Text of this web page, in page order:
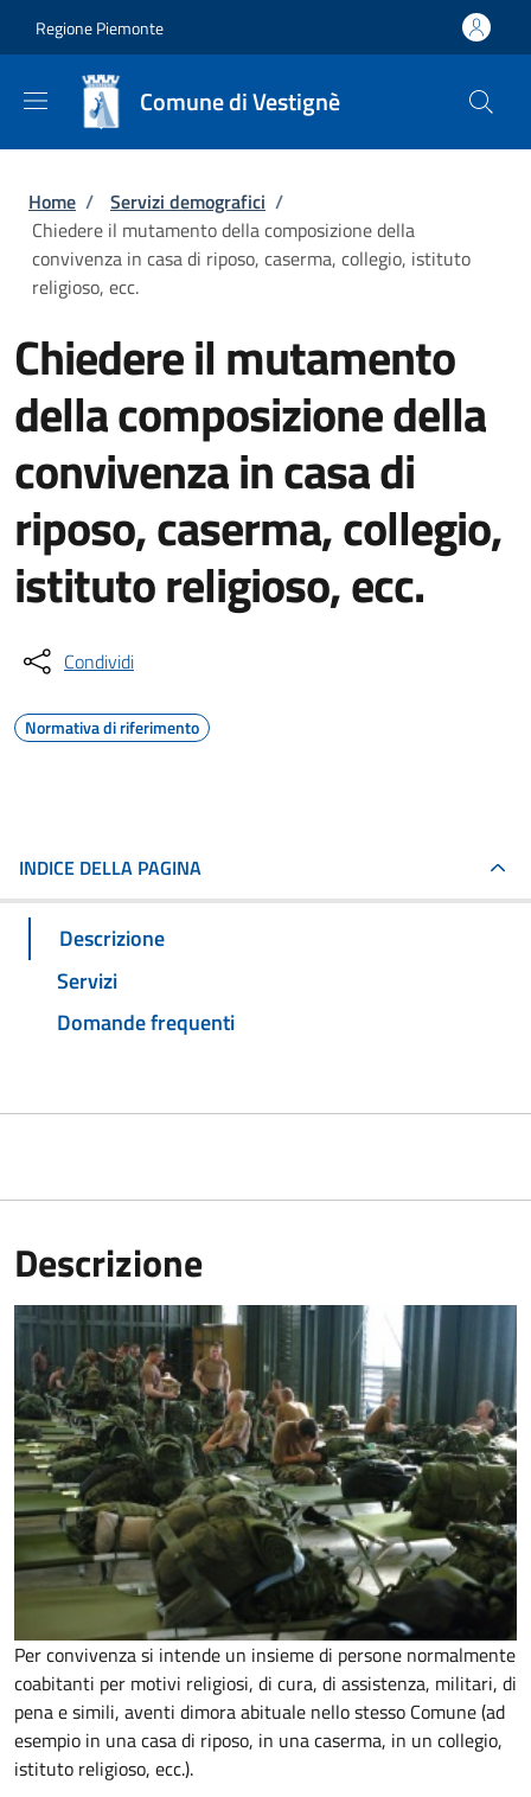
Regione Piemonte
Comune di Vestignè
Briciole di pane
Home / Servizi demografici /
Chiedere il mutamento della composizione della
convivenza in casa di riposo, caserma, collegio, istituto
religioso, ecc.
Chiedere il mutamento
della composizione della
convivenza in casa di
riposo, caserma, collegio,
istituto religioso, ecc.
Condividi
Normativa di riferimento
INDICE DELLA PAGINA
Descrizione
Servizi
Domande frequenti
Descrizione
Per convivenza si intende un insieme di persone normalmente
coabitanti per motivi religiosi, di cura, di assistenza, militari, di
pena e simili, aventi dimora abituale nello stesso Comune (ad
esempio in una casa di riposo, in una caserma, in un collegio,
istituto religioso, ecc.).